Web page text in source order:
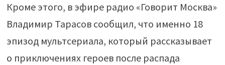
Кроме этого, в эфире радио «Говорит Москва»
Владимир Тарасов сообщил, что именно 18
эпизод мультсериала, который рассказывает
о приключениях героев после распада